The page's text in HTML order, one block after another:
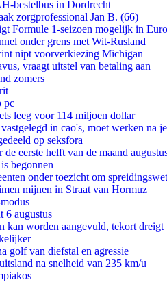
bestelbus in Dordrecht
zorgprofessional Jan B. (66)
Formule 1-seizoen mogelijk in
onder grens met Wit-Rusland
nipt voorverkiezing Michigan
vraagt uitstel van betaling aan
zomers
pc
leeg voor 114 miljoen dollar
in cao's, moet werken na
op seksfora
eerste helft van de maand
begonnen
onder toezicht om spreidingswet
mijnen in Straat van Hormuz
6 augustus
kan worden aangevuld, tekort dreigt
golf van diefstal en agressie
na snelheid van 235 km/u